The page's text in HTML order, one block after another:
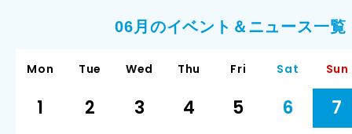
06月のイベント＆ニュース一
Mon Tue Wed Thu Fri Sat Sun
1 2 3 4 5 6
7